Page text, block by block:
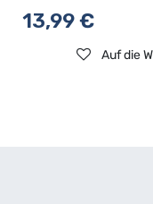
13,99€
Auf die